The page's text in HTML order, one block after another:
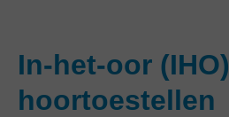
In-het-oor (IHO)
hoortoestellen